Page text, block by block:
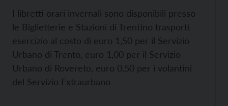
I libretti orari invernali sono disponibili presso
le Biglietterie e Stazioni di Trentino trasporti
esercizio al costo di euro 1,50 per il Servizio
Urbano di Trento, euro 1,00 per il Servizio
Urbano di Rovereto, euro 0,50 per i volantini
del Servizio Extraurbano